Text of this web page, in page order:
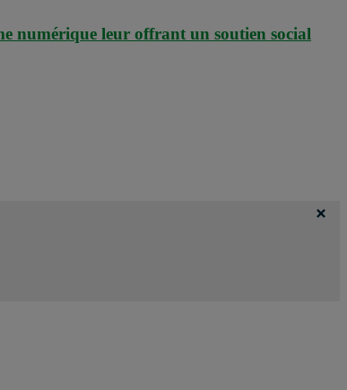
numérique leur offrant un soutien social